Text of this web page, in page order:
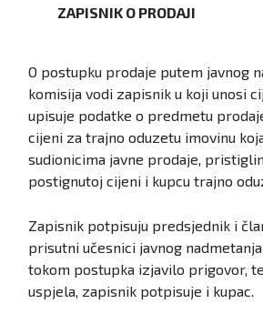
ZAPISNIK O PRODAJI
O postupku prodaje putem javnog
komisija vodi zapisnik u koji unosi
upisuje podatke o predmetu
cijeni za trajno oduzetu imovinu
sudionicima javne prodaje,
postignutoj cijeni i kupcu trajno
Zapisnik potpisuju predsjednik i
prisutni učesnici javnog
tokom postupka izjavilo prigovor,
uspjela, zapisnik potpisuje i kupac.